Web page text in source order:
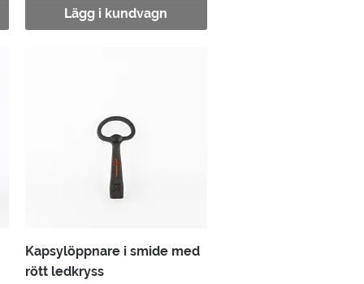
Lägg i kundvagn
Snabbvisning
Kapsylöppnare i smide med
rött ledkryss